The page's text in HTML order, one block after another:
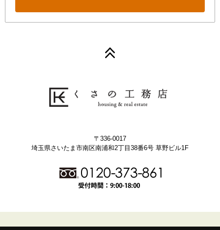
〒336-0017
埼玉県さいたま市南区南浦和2丁目38番6号 草野ビル1F